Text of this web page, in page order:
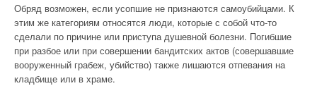
Обряд возможен, если усопшие не признаются самоубийцами. К
этим же категориям относятся люди, которые с собой что-то
сделали по причине или приступа душевной болезни. Погибшие
при разбое или при совершении бандитских актов (совершавшие
вооруженный грабеж, убийство) также лишаются отпевания на
кладбище или в храме.